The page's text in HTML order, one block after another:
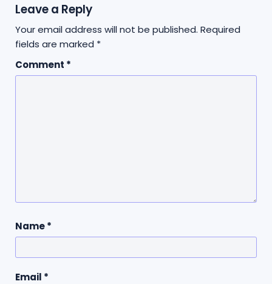
Leave a Reply
Your email address will not be published. Required
fields are marked *
Comment *
Name*
Email *